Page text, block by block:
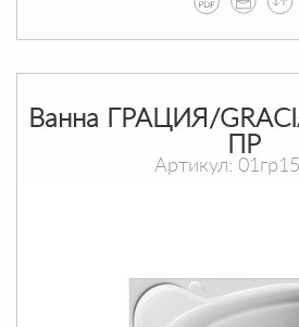
Ванна ГРАЦИЯ/
ПР
Артикул: